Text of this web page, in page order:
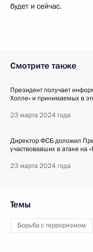
будет и сейчас.
Смотрите также
Президент получает
Холле» и принимаемых в
23 марта 2024 года
Директор ФСБ доложил
участвовавших в атаке на
23 марта 2024 года
Темы
Борьба с терроризмом